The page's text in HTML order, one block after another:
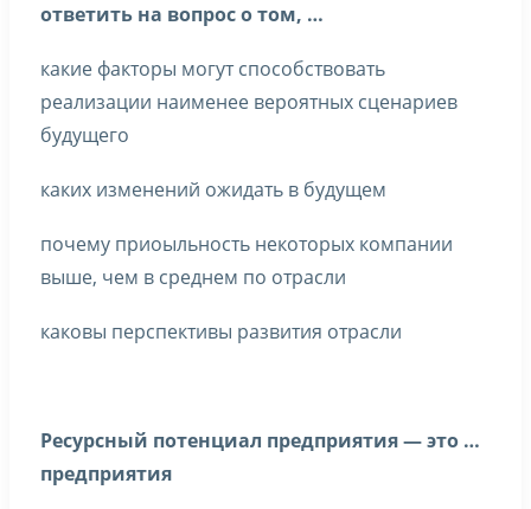
ответить на вопрос о том, …
какие факторы могут способствовать
реализации наименее вероятных сценариев
будущего
каких изменений ожидать в будущем
почему приоыльность некоторых компании
выше, чем в среднем по отрасли
каковы перспективы развития отрасли
Ресурсный потенциал предприятия — это …
предприятия